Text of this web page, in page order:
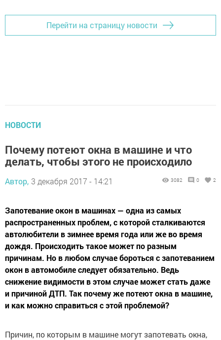
Перейти на страницу новости
НОВОСТИ
Почему потеют окна в машине и что
делать, чтобы этого не происходило
Автор, 3 декабря 2017 - 14:21 3082 0 2
Запотевание окон в машинах — одна из самых
распространенных проблем, с которой сталкиваются
автолюбители в зимнее время года или же во время
дождя. Происходить такое может по разным
причинам. Но в любом случае бороться с запотеванием
окон в автомобиле следует обязательно. Ведь
снижение видимости в этом случае может стать даже
и причиной ДТП. Так почему же потеют окна в машине,
и как можно справиться с этой проблемой?
Причин, по которым в машине могут запотевать окна,